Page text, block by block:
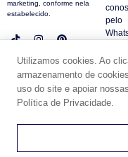
marketing, conforme nela
estabelecido.
pelo
FAQ
© DUE PANNO - 2024 -
CNPJ18.684.752/0001-84
Utilizamos cookies. Ao
armazenamento de
uso do site e apoiar
Política de Privacidade.